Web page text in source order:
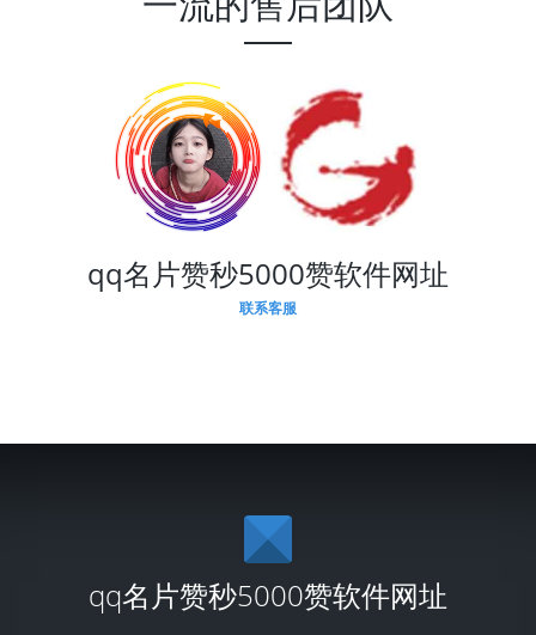
qq名片赞秒5000赞软件网址
联系客服
qq名片赞秒5000赞软件网址